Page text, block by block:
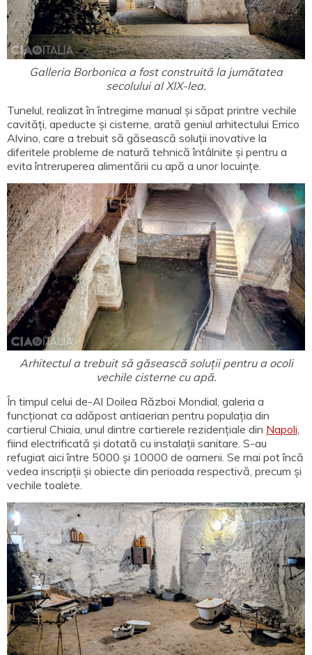
Galleria Borbonica a fost construită la jumătatea
secolului al XIX-lea.
Tunelul, realizat în întregime manual și săpat printre vechile
cavități, apeducte și cisterne, arată geniul arhitectului Errico
Alvino, care a trebuit să găsească soluții inovative la
diferitele probleme de natură tehnică întâlnite și pentru a
evita întreruperea alimentării cu apă a unor locuințe.
Arhitectul a trebuit să găsească soluții pentru a ocoli
vechile cisterne cu apă.
În timpul celui de-Al Doilea Război Mondial, galeria a
funcționat ca adăpost antiaerian pentru populația din
cartierul Chiaia, unul dintre cartierele rezidențiale din Napoli,
fiind electrificată și dotată cu instalații sanitare. S-au
refugiat aici între 5000 și 10000 de oameni. Se mai pot încă
vedea inscripții și obiecte din perioada respectivă, precum și
vechile toalete.